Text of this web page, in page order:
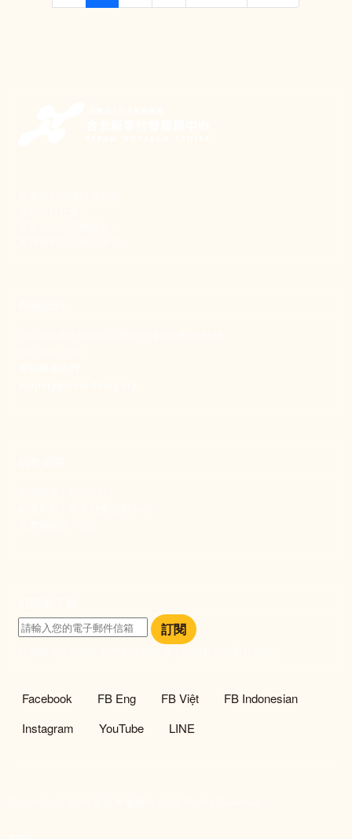
訂閱
社群選單
Facebook FB Eng FB Việt
FB Indonesian
Instagram
YouTube LINE